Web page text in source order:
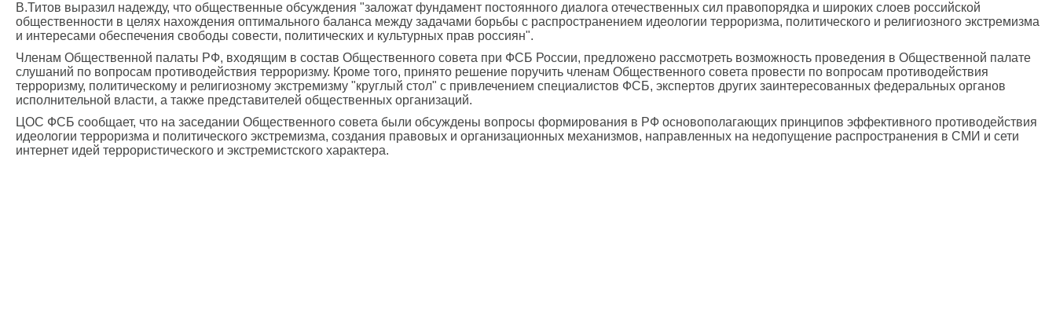
В.Титов выразил надежду, что общественные обсуждения "заложат фундамент постоянного диалога отечественных сил правопорядка и широких слоев российской
общественности в целях нахождения оптимального баланса между задачами борьбы с распространением идеологии терроризма, политического и религиозного экстремизма
и интересами обеспечения свободы совести, политических и культурных прав россиян".
Членам Общественной палаты РФ, входящим в состав Общественного совета при ФСБ России, предложено рассмотреть возможность проведения в Общественной палате
слушаний по вопросам противодействия терроризму. Кроме того, принято решение поручить членам Общественного совета провести по вопросам противодействия
терроризму, политическому и религиозному экстремизму "круглый стол" с привлечением специалистов ФСБ, экспертов других заинтересованных федеральных органов
исполнительной власти, а также представителей общественных организаций.
ЦОС ФСБ сообщает, что на заседании Общественного совета были обсуждены вопросы формирования в РФ основополагающих принципов эффективного противодействия
идеологии терроризма и политического экстремизма, создания правовых и организационных механизмов, направленных на недопущение распространения в СМИ и сети
интернет идей террористического и экстремистского характера.